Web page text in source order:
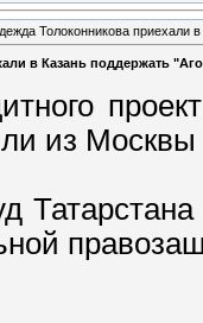
Толоконникова приехали
в Казань поддержать
из Москвы